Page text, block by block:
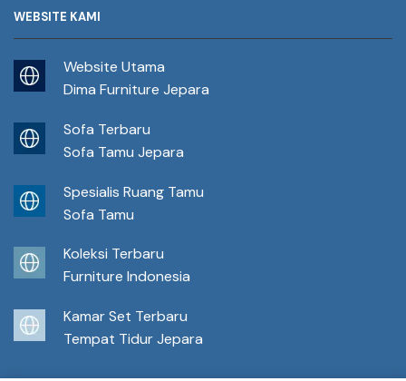
WEBSITE KAMI
Website Utama
Dima Furniture Jepara
Sofa Terbaru
Sofa Tamu Jepara
Spesialis Ruang Tamu
Sofa Tamu
Koleksi Terbaru
Furniture Indonesia
Kamar Set Terbaru
Tempat Tidur Jepara